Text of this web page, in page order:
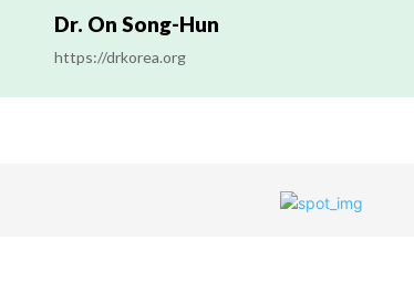
Dr. On Song-Hun
https://drkorea.org